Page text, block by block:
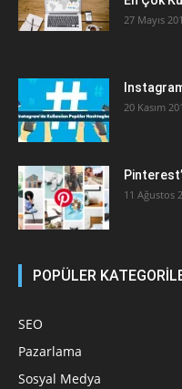
27 Mayıs
20 Kasım
11 Ağustos
POPÜLER
SEO
Pazarlama
Sosyal Medya